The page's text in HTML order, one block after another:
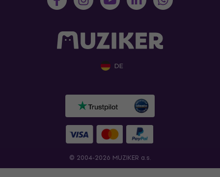
DE
© 2004-2026 MUZIKER a.s.